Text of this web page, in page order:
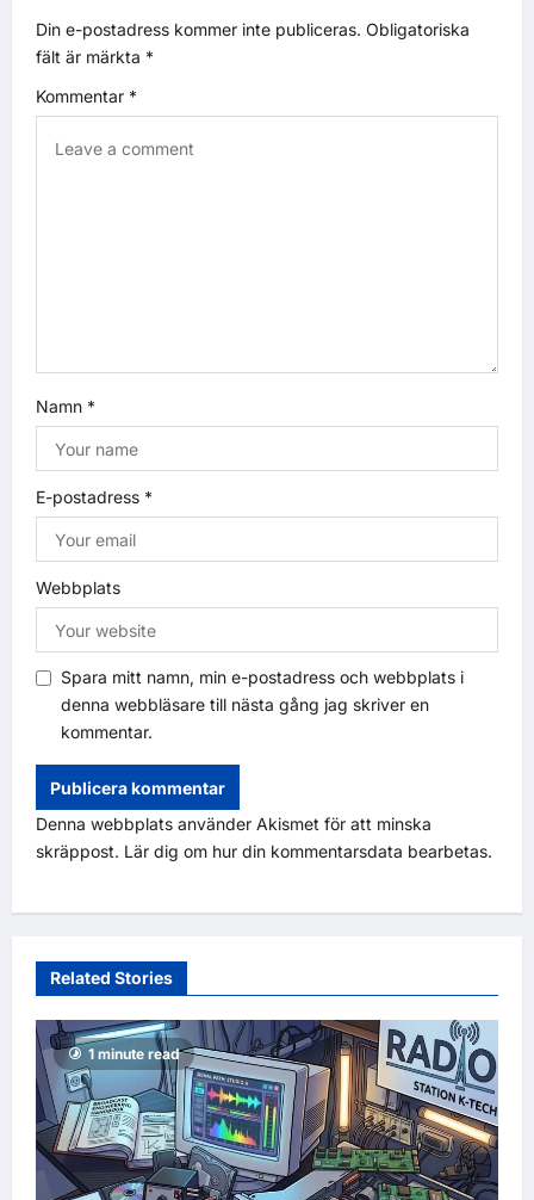
Din e-postadress kommer inte publiceras. Obligatoriska
fält är märkta *
Kommentar *
Namn *
E-postadress *
Webbplats
Spara mitt namn, min e-postadress och webbplats i
denna webbläsare till nästa gång jag skriver en
kommentar.
Denna webbplats använder Akismet för att minska
skräppost. Lär dig om hur din kommentarsdata bearbetas.
Related Stories
1 minute read